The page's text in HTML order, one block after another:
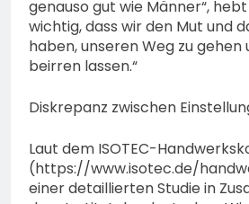
genauso gut wie Männer“, hebt
wichtig, dass wir den Mut und
haben, unseren Weg zu gehen
beirren lassen.“
Diskrepanz zwischen
Laut dem ISOTEC-
(https://www.isotec.de/
einer detaillierten Studie in